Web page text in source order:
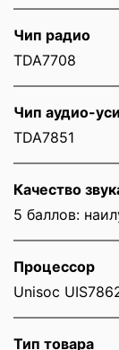
Чип радио
TDA7708
Чип аудио-
TDA7851
Качество
5 баллов:
Процессор
Unisoc
Тип товара